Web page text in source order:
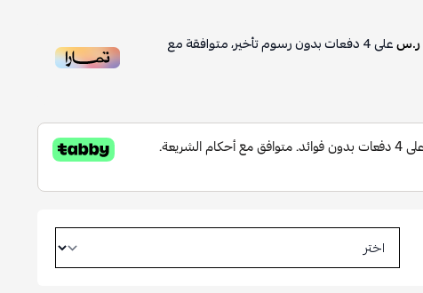
على4دفعات بدون رسوم تأخير، متوافقة مع